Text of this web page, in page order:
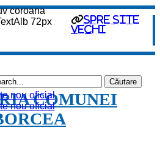
spre site
vechi
COMUNEI